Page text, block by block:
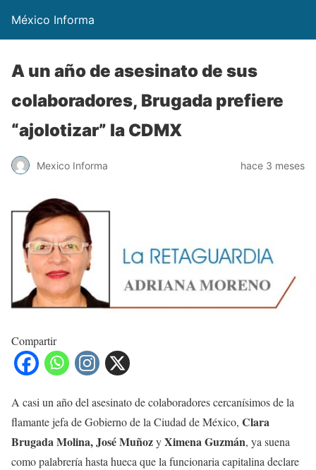
México Informa
A un año de asesinato de sus
colaboradores, Brugada prefiere
“ajolotizar” la CDMX
Mexico Informa hace 3 meses
Compartir
A casi un año del asesinato de colaboradores cercanísimos de la
flamante jefa de Gobierno de la Ciudad de México, Clara
Brugada Molina, José MuñozyXimena Guzmán, ya suena
como palabrería hasta hueca que la funcionaria capitalina declare